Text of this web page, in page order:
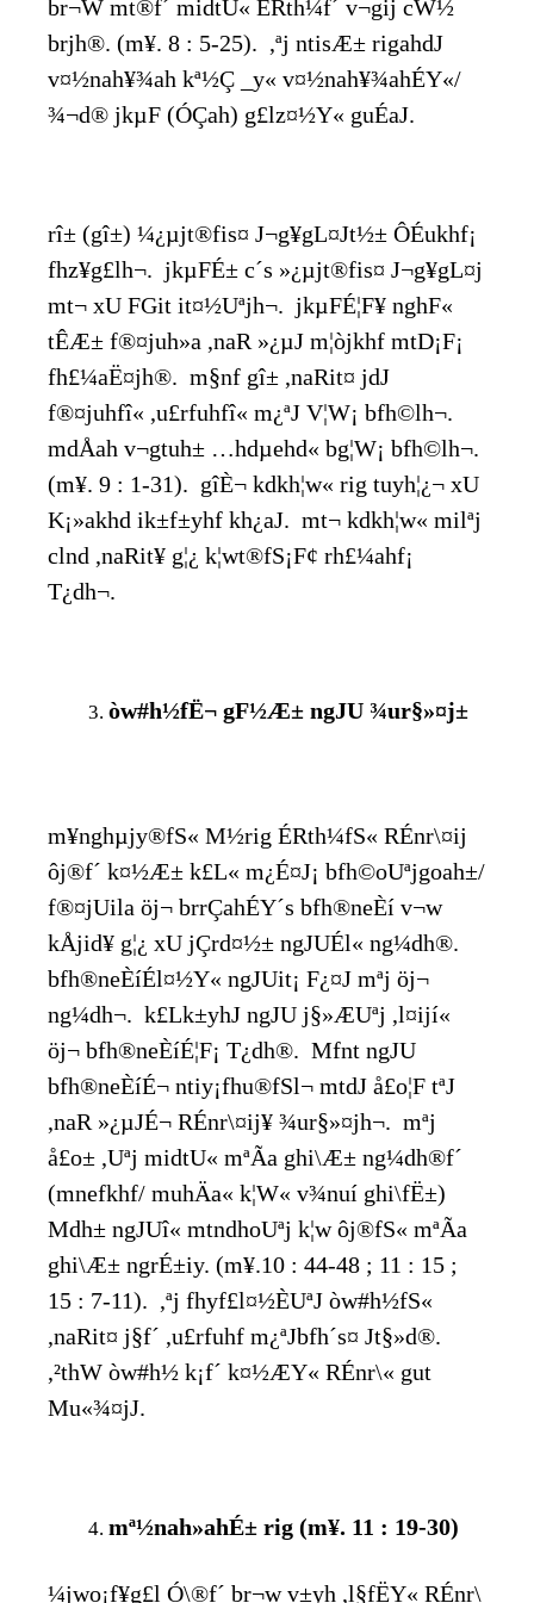
br¬W mt®f´ midtU« ÉRth¼f´ v¬gij cW½
br­jh®. (m¥. 8 : 5-25). ,ªj ntisÆ± rigahdJ
v¤½nah¥¾ah kª½Ç _y« v¤½nah¥¾ahÉY«/
¾¬d® jkµF (ÓÇah) g£lz¤½Y« guÉaJ.
rî± (gî±) ¼¿µjt®fis¤ J¬g¥gL¤Jt½± ÔÉukhf¡
fhz¥g£lh¬. jkµFÉ± c´s »¿µjt®fis¤ J¬g¥gL¤j
mt¬ xU FGit it¤½Uªjh¬. jkµFÉ¦F¥ nghF«
tÊÆ± f®¤juh»a ,naR »¿µJ m¦òjkhf mtD¡F¡
fh£¼aË¤jh®. m§nf gî± ,naRit¤ jdJ
f®¤juhfî« ,u£rfuhfî« m¿ªJ V¦W¡ bfh©lh¬.
mdÅah v¬gtuh± …hdµehd« bg¦W¡ bfh©lh¬.
(m¥. 9 : 1-31). gîÈ¬ kdkh¦w« rig tuyh¦¿¬ xU
K¡»akhd ik±f±yhf kh¿aJ. mt¬ kdkh¦w« milªj
clnd ,naRit¥ g¦¿ k¦wt®fS¡F¢ rh£¼ahf¡
T¿dh¬.
òw#h½fË¬ gF½Æ± ngJU ¾ur§»¤j±
m¥nghµjy®fS« M½rig ÉRth¼fS« RÉnr\¤ij
ôj®f´ k¤½Æ± k£L« m¿É¤J¡ bfh©oUªjgoah±/
f®¤jUila öj¬ brrÇahÉY´s bfh®neÈí v¬w
kÅjid¥ g¦¿ xU jÇrd¤½± ngJUÉl« ng¼dh®.
bfh®neÈíÉl¤½Y« ngJUit¡ F¿¤J mªj öj¬
ng¼dh¬. k£Lk±yhJ ngJU j§»ÆUªj ,l¤ijí«
öj¬ bfh®neÈíÉ¦F¡ T¿dh®. Mfnt ngJU
bfh®neÈíÉ¬ ntiy¡fhu®fSl¬ mtdJ å£o¦F tªJ
,naR »¿µJÉ¬ RÉnr\¤ij¥ ¾ur§»¤jh¬. mªj
å£o± ,Uªj midtU« mªÃa ghi\Æ± ng¼dh®f´
(mnefkhf/ muhÄa« k¦W« v¾nuí ghi\fË±)
Mdh± ngJUî« mtndhoUªj k¦w ôj®fS« mªÃa
ghi\Æ± ngrÉ±iy. (m¥.10 : 44-48 ; 11 : 15 ;
15 : 7-11). ,ªj fhyf£l¤½ÈUªJ òw#h½fS«
,naRit¤ j§f´ ,u£rfuhf m¿ªJbfh´s¤ Jt§»d®.
,²thW òw#h½ k¡f´ k¤½ÆY« RÉnr\« gut
Mu«¾¤jJ.
mª½nah»ahÉ± rig (m¥. 11 : 19-30)
¼jwo¡f¥g£l Ó\®f´ br¬w v±yh ,l§fËY« RÉnr\